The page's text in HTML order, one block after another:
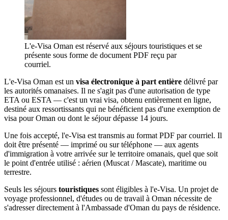
L'e-Visa Oman est réservé aux séjours touristiques et se
présente sous forme de document PDF reçu par
courriel.
L'e-Visa Oman est un visa électronique à part entière délivré par
les autorités omanaises. Il ne s'agit pas d'une autorisation de type
ETA ou ESTA — c'est un vrai visa, obtenu entièrement en ligne,
destiné aux ressortissants qui ne bénéficient pas d'une exemption de
visa pour Oman ou dont le séjour dépasse 14 jours.
Une fois accepté, l'e-Visa est transmis au format PDF par courriel. Il
doit être présenté — imprimé ou sur téléphone — aux agents
d'immigration à votre arrivée sur le territoire omanais, quel que soit
le point d'entrée utilisé : aérien (Muscat / Mascate), maritime ou
terrestre.
Seuls les séjours touristiques sont éligibles à l'e-Visa. Un projet de
voyage professionnel, d'études ou de travail à Oman nécessite de
s'adresser directement à l'Ambassade d'Oman du pays de résidence.